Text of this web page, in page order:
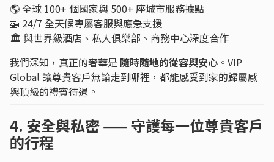
🌎 全球 100+ 個國家與 500+ 座城市服務據點
🚁 24/7 全天候專屬客服與應急支援
🏛️ 與世界級酒店、私人俱樂部、商務中心深度合作
我們深知，真正的奢華是 隨時隨地的從容與安心 。VIP
Global 讓尊貴客戶無論走到哪裡，都能感受到家的歸屬感
與頂級的禮賓待遇。
4. 安全與私密 —— 守護每一位尊貴客戶
的行程